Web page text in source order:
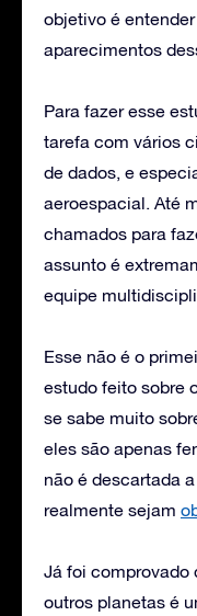
objetivo é
aparecimentos
Para fazer esse
tarefa com vários
de dados, e
aeroespacial. Até
chamados para
assunto é
equipe
Esse não é o
estudo feito sobre
se sabe muito
eles são apenas
não é descartada
realmente sejam
Já foi comprovado
outros planetas é